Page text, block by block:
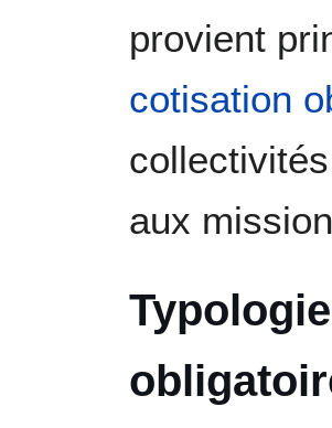
provient
cotisation
aux